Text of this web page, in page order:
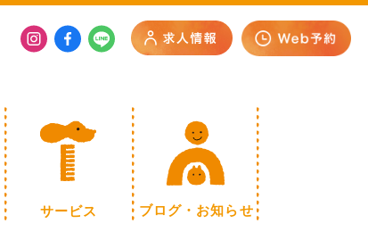
サービス ブログ・お知らせ